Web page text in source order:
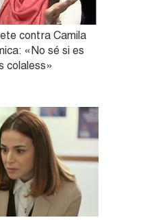
contra Camila
«No sé si es
colaless»